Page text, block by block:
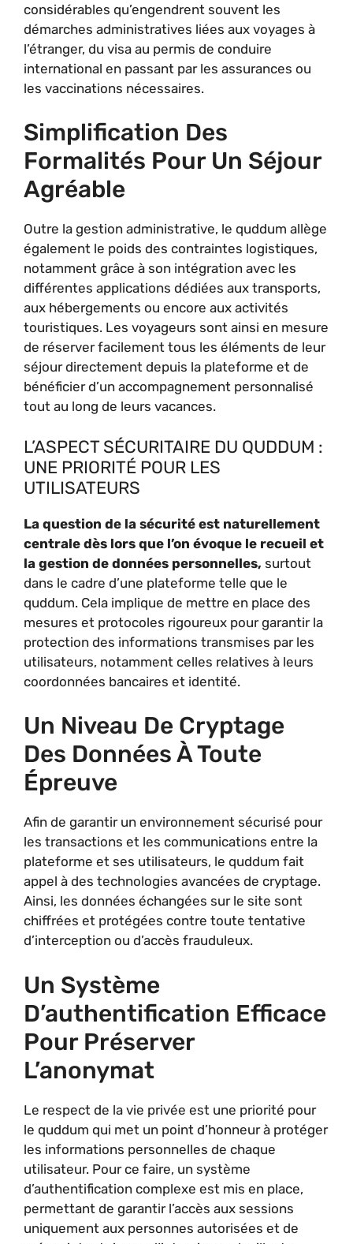
considérables qu’engendrent souvent les
démarches administratives liées aux voyages à
l’étranger, du visa au permis de conduire
international en passant par les assurances ou
les vaccinations nécessaires.
Simplification Des
Formalités Pour Un Séjour
Agréable
Outre la gestion administrative, le quddum allège
également le poids des contraintes logistiques,
notamment grâce à son intégration avec les
différentes applications dédiées aux transports,
aux hébergements ou encore aux activités
touristiques. Les voyageurs sont ainsi en mesure
de réserver facilement tous les éléments de leur
séjour directement depuis la plateforme et de
bénéficier d’un accompagnement personnalisé
tout au long de leurs vacances.
L’ASPECT SÉCURITAIRE DU QUDDUM :
UNE PRIORITÉ POUR LES
UTILISATEURS
La question de la sécurité est naturellement
centrale dès lors que l’on évoque le recueil et
la gestion de données personnelles, surtout
dans le cadre d’une plateforme telle que le
quddum. Cela implique de mettre en place des
mesures et protocoles rigoureux pour garantir la
protection des informations transmises par les
utilisateurs, notamment celles relatives à leurs
coordonnées bancaires et identité.
Un Niveau De Cryptage
Des Données À Toute
Épreuve
Afin de garantir un environnement sécurisé pour
les transactions et les communications entre la
plateforme et ses utilisateurs, le quddum fait
appel à des technologies avancées de cryptage.
Ainsi, les données échangées sur le site sont
chiffrées et protégées contre toute tentative
d’interception ou d’accès frauduleux.
Un Système
D’authentification Efficace
Pour Préserver
L’anonymat
Le respect de la vie privée est une priorité pour
le quddum qui met un point d’honneur à protéger
les informations personnelles de chaque
utilisateur. Pour ce faire, un système
d’authentification complexe est mis en place,
permettant de garantir l’accès aux sessions
uniquement aux personnes autorisées et de